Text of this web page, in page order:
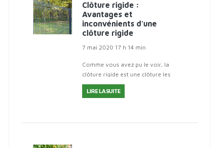
Clôture rigide :
Avantages et
inconvénients d'une
clôture rigide
7 mai 2020 17 h 14 min
Comme vous avez pu le voir, la
clôture rigide est une clôture les
plus utilisées dans la délimitation
des jardins. Ces clôtures sont alors
LIRE LA SUITE